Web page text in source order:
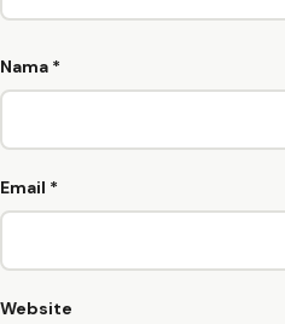
Nama *
Email *
Website